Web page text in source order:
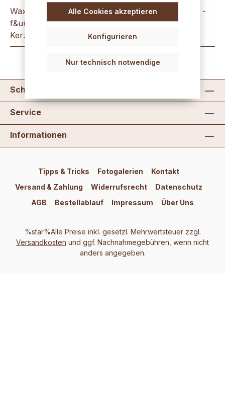
WaxBreakies dunkelgr&uuml;n 200g WaxBreakies -
f&uuml;r den besonderen Effekt beim
Kerzengie&szlig;en! &nbsp; WaxBreakies s…
Schreib uns
Service
Informationen
Tipps & Tricks Fotogalerien
Kontakt
Versand & Zahlung
Widerrufsrecht
Datenschutz
AGB
Bestellablauf Impressum Über Uns
%star%Alle Preise inkl. gesetzl. Mehrwertsteuer zzgl.
Versandkosten und ggf. Nachnahmegebühren, wenn nicht
anders angegeben.
Nur technisch notwendige
Konfigurieren
Alle Cookies akzeptieren